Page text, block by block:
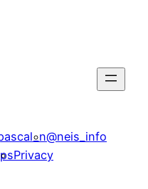
@neis_info
Privacy